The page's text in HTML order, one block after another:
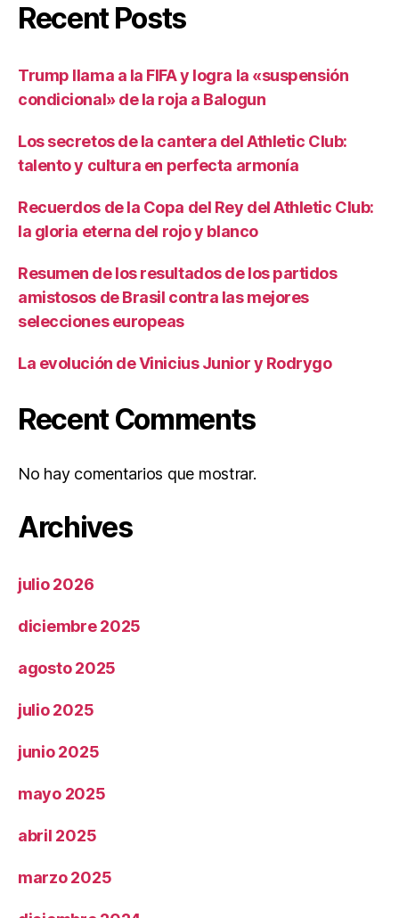
Recent Posts
Trump llama a la FIFA y logra la «suspensión
condicional» de la roja a Balogun
Los secretos de la cantera del Athletic Club:
talento y cultura en perfecta armonía
Recuerdos de la Copa del Rey del Athletic Club:
la gloria eterna del rojo y blanco
Resumen de los resultados de los partidos
amistosos de Brasil contra las mejores
selecciones europeas
La evolución de Vinicius Junior y Rodrygo
Recent Comments
No hay comentarios que mostrar.
Archives
julio 2026
diciembre 2025
agosto 2025
julio 2025
junio 2025
mayo 2025
abril 2025
marzo 2025